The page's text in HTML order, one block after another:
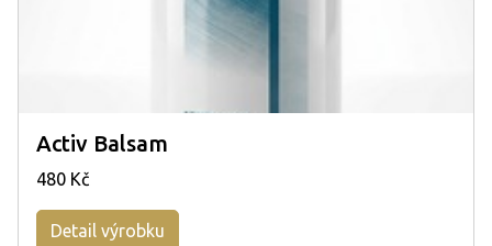
Activ Balsam
480 Kč
Detail výrobku